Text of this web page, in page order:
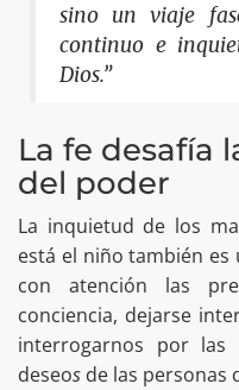
sino un viaje
continuo e
Dios.”
La fe desafía
del poder
La inquietud de los
está el niño también es
con atención las
conciencia, dejarse
interrogarnos por las
deseos de las personas